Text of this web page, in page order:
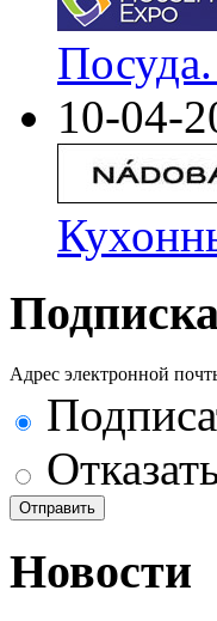
10-04-
Адрес электронной
Новости